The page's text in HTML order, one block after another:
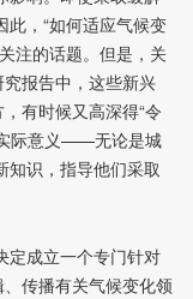
，“如何适应气候变
注的话题。但是，关
报告中，这些新兴
有时候又高深得“令
实际意义——无论是城
知识，指导他们采取
定成立一个专门针对
传播有关气候变化领